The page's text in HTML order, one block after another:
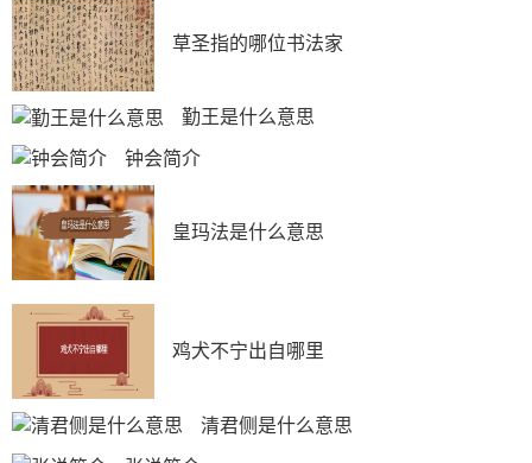
草圣指的哪位书法家
勤王是什么意思
钟会简介
皇玛法是什么意思
鸡犬不宁出自哪里
清君侧是什么意思